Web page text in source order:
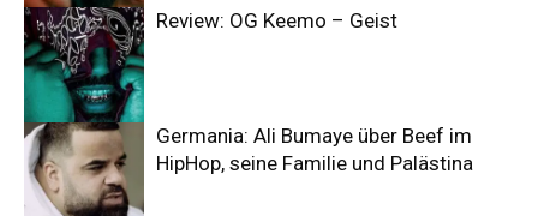
Review: OG Keemo – Geist
Germania: Ali Bumaye über Beef im
HipHop, seine Familie und Palästina